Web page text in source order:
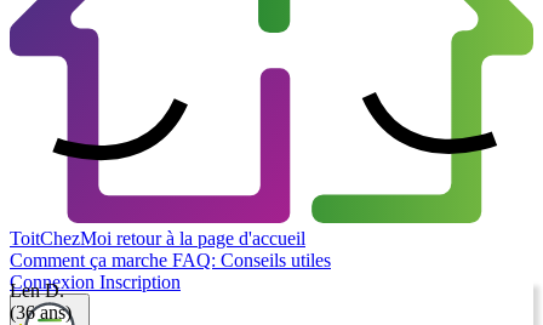
ToitChezMoi retour à la page d'accueil
Comment ça marche FAQ: Conseils utiles
Connexion Inscription
Len D.
(36 ans)